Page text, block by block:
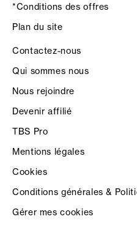
*Conditions des offres
Plan du site
Contactez-nous
Qui sommes nous
Nous rejoindre
Devenir affilié
TBS Pro
Mentions légales
Cookies
Conditions générales &
Gérer mes cookies